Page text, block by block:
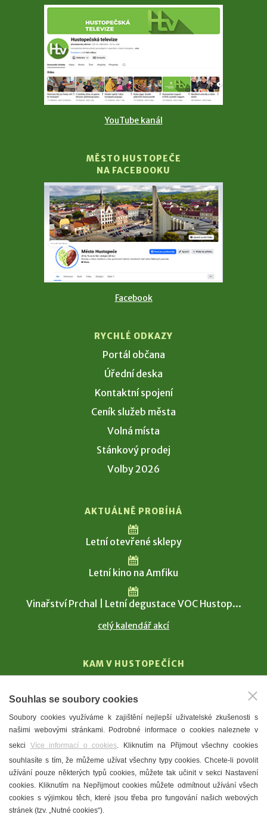
YouTube kanál
MĚSTO HUSTOPEČE
NA FACEBOOKU
Facebook
RYCHLÉ ODKAZY
Portál občana
Úřední deska
Kontaktní spojení
Ceník služeb města
Volná místa
Stánkový prodej
Volby 2026
AKTUÁLNĚ PROBÍHÁ
Letní otevřené sklepy
Letní kino na Amfiku
Vinařství Prchal | Letní degustace VOC Hustop...
celý kalendář akcí
KAM V HUSTOPEČÍCH
T. G. Masaryk
Mandloně
Ubytování
Restaurace
Městské muzeum a galerie
Denní meníčka
Souhlas se soubory cookies
Soubory cookies využíváme k zajištění nejlepší uživatelské zkušenosti s
našimi webovými stránkami. Podrobné informace o cookies naleznete v
sekci Více informací o cookies. Kliknutím na Přijmout všechny cookies
souhlasíte s tím, že můžeme užívat všechny typy cookies. Chcete-li povolit
užívání pouze některých typů cookies, můžete tak učinit v sekci Nastavení
cookies. Kliknutím na Nepřijmout cookies můžete odmítnout užívání všech
cookies s výjimkou těch, které jsou třeba pro fungování našich webových
stránek (tzv. „Nutné cookies“).